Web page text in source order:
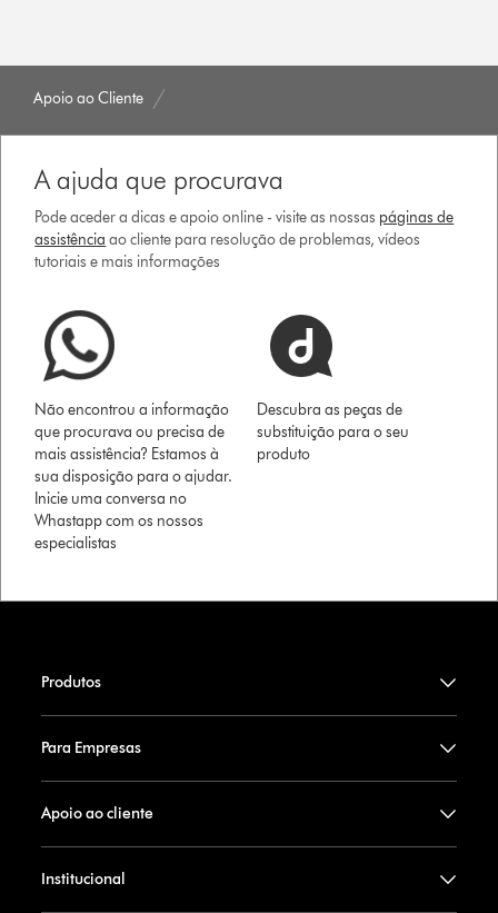
Apoio ao Cliente
A ajuda que procurava
Pode aceder a dicas e apoio online - visite as nossas páginas de
assistência ao cliente para resolução de problemas, vídeos
tutoriais e mais informações
Não encontrou a informação
que procurava ou precisa de
mais assistência? Estamos à
sua disposição para o ajudar.
Inicie uma conversa no
Whastapp com os nossos
especialistas
Descubra as peças de
substituição para o seu
produto
Produtos
Para Empresas
Apoio ao cliente
Institucional